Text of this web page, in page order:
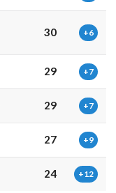
30 +6
29 +7
29 +7
27 +9
24 +12